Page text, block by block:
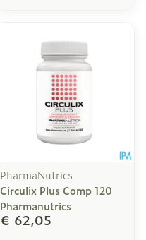
PharmaNutrics
Circulix Plus Comp 120
Pharmanutrics
€ 62,05